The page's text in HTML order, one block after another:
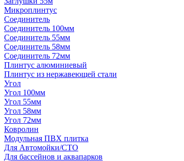
Микроплинтус
Соединитель
Соединитель 100мм
Соединитель 55мм
Соединитель 58мм
Соединитель 72мм
Плинтус алюминиевый
Плинтус из нержавеющей стали
Угол
Угол 100мм
Угол 55мм
Угол 58мм
Угол 72мм
Ковролин
Модульная ПВХ плитка
Для Автомойки/СТО
Для бассейнов и аквапарков